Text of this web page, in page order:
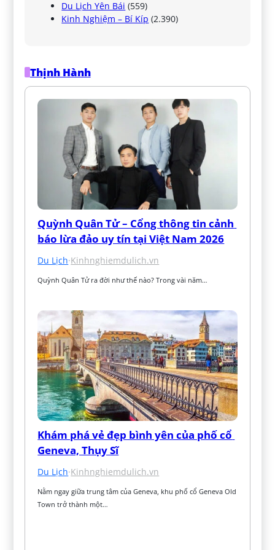
Du Lịch Yên Bái (559)
Kinh Nghiệm – Bí Kíp (2.390)
Thịnh Hành
Quỳnh Quân Tử – Cổng thông tin cảnh
báo lừa đảo uy tín tại Việt Nam 2026
Du Lịch·Kinhnghiemdulich.vn
Quỳnh Quân Tử ra đời như thế nào? Trong vài năm…
Khám phá vẻ đẹp bình yên của phố cổ
Geneva, Thụy Sĩ
Du Lịch·Kinhnghiemdulich.vn
Nằm ngay giữa trung tâm của Geneva, khu phố cổ Geneva Old
Town trở thành một…